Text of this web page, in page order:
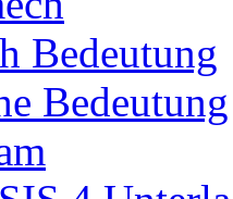
Bedeutung
Bedeutung